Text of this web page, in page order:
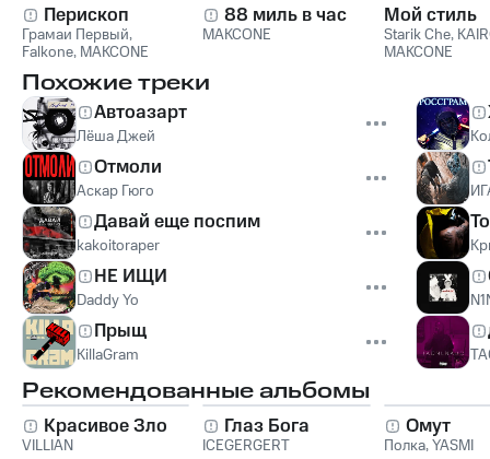
Перископ
Грамаи Первый,
Falkone, MAKCONE
88 миль в час
MAKCONE
Мой стиль
Starik Che,
MAKCONE
Похожие треки
Автоазарт
Лёша Джей
Отмоли
Аскар Гюго
Давай еще поспим
kakoitoraper
НЕ ИЩИ
Daddy Yo
Прыщ
KillaGram
Рекомендованные альбомы
Красивое Зло
VILLIAN
Глаз Бога
ICEGERGERT
Омут
Полка,YASMI